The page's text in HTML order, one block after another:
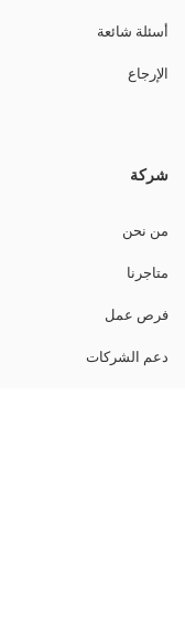
أسئلة شائعة
الإرجاع
شركة
من نحن
متاجرنا
فرص عمل
دعم الشركات